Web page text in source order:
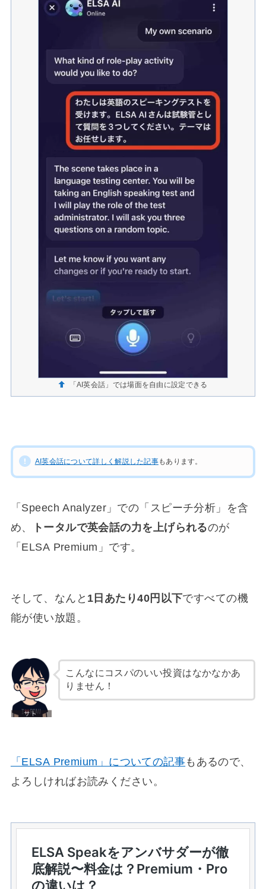
「AI英会話」では場面を自由に設定できる
AI英会話について詳しく解説した記事もあります。
「Speech Analyzer」での「スピーチ分析」を含
め、
トータルで英会話の力を上げられるのが
「ELSA Premium」です。
そして、なんと 1日あたり40円以下ですべての機
能が使い放題。
こんなにコスパのいい投資はなかなかあ
りません！
「ELSA Premium」についての記事もあるので、
よろしければお読みください。